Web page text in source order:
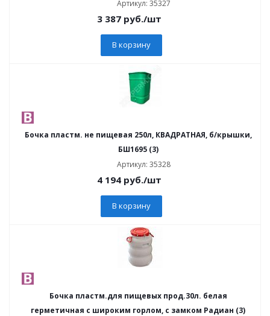
Артикул: 35327
3 387руб./шт
В корзину
Бочка пластм. не пищевая 250л, КВАДРАТНАЯ, б/крышки,
БШ1695 (3)
Артикул: 35328
4 194руб./шт
В корзину
Бочка пластм.для пищевых прод.30л. белая
герметичная с широким горлом, с замком Радиан (3)